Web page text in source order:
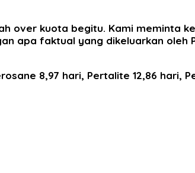
over kuota begitu. Kami meminta
apa faktual yang dikeluarkan oleh
8,97 hari, Pertalite 12,86 hari,